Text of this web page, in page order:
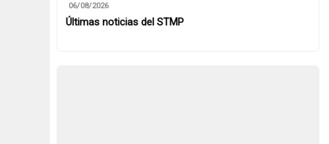
06/08/2026
Últimas noticias del STMP